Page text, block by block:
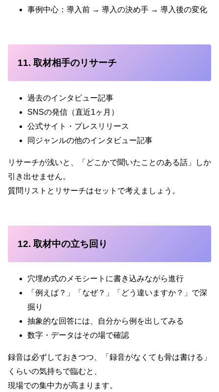
事例中心：導入前 → 導入の決め手 → 導入後の変化
11. 取材相手のリサーチ
過去のインタビュー記事
SNSの発信（直近1ヶ月）
公式サイト・プレスリリース
同ジャンルの他のインタビュー記事
リサーチが浅いと、「どこかで聞いたことのある話」しか
引き出せません。
質問リストとリサーチはセットで考えましょう。
12. 取材中の立ち回り
穴埋め式のメモシートに書き込みながら進行
「例えば？」「なぜ？」「どう違いますか？」で深
掘り
抽象的な回答には、自分から例を出してみる
数字・データはその場で確認
録音は必ずしておきつつ、「録音がなくても骨は書ける」
くらいの気持ちで臨むと、
現場での集中力が高まります。